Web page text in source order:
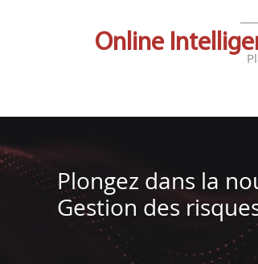
Online
Plongez dans la
Gestion des